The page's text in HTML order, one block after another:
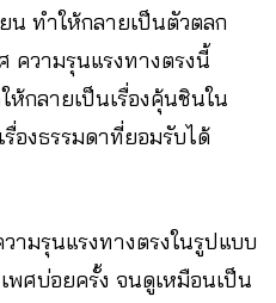
น ทำให้กลายเป็นตัวตลก
ความรุนแรงทางตรงนี้
กลายเป็นเรื่องคุ้นชินใน
องธรรมดาที่ยอมรับได้
ามรุนแรงทางตรงในรูปแบบ
พศบ่อยครั้ง จนดูเหมือนเป็น